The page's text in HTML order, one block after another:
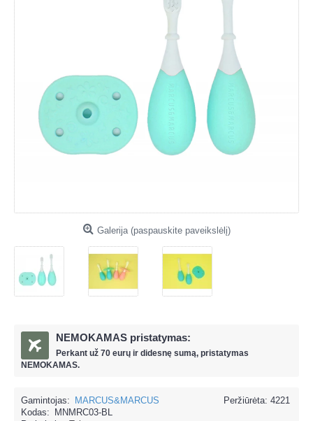
Galerija (paspauskite paveikslėlį)
NEMOKAMAS pristatymas:
Perkant už 70 eurų ir didesnę sumą, pristatymas
NEMOKAMAS.
Peržiūrėta: 4221
Gamintojas:
MARCUS&MARCUS
Kodas:
MNMRC03-BL